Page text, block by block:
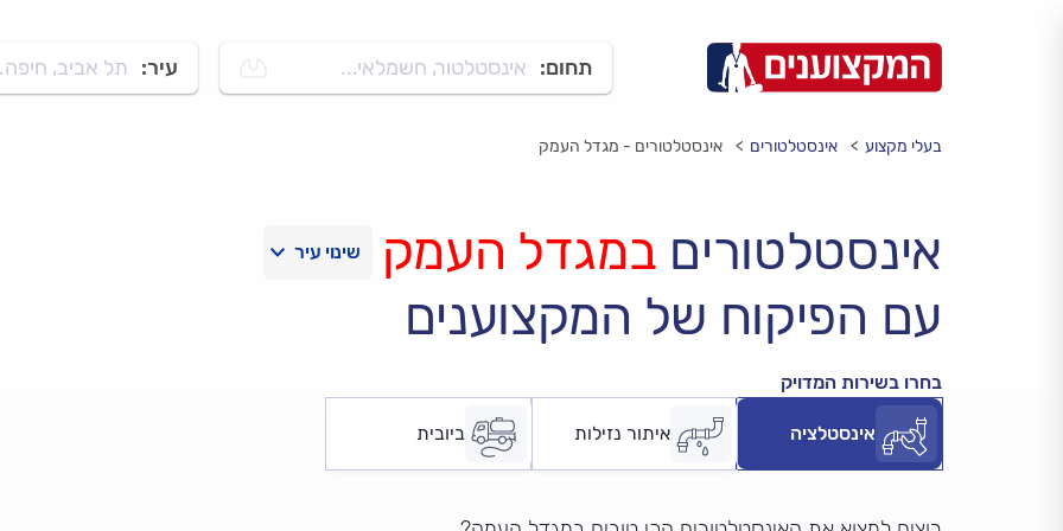
תחום: אינסטלטור, חשמלאי... עיר: תל אביב,
בעלי מקצוע אינסטלטורים אינסטלטורים - מגדל העמק
אינסטלטורים במגדל העמק
עם הפיקוח של המקצוענים
בחרו בשירות המדויק
אינסטלציה איתור נזילות ביובית